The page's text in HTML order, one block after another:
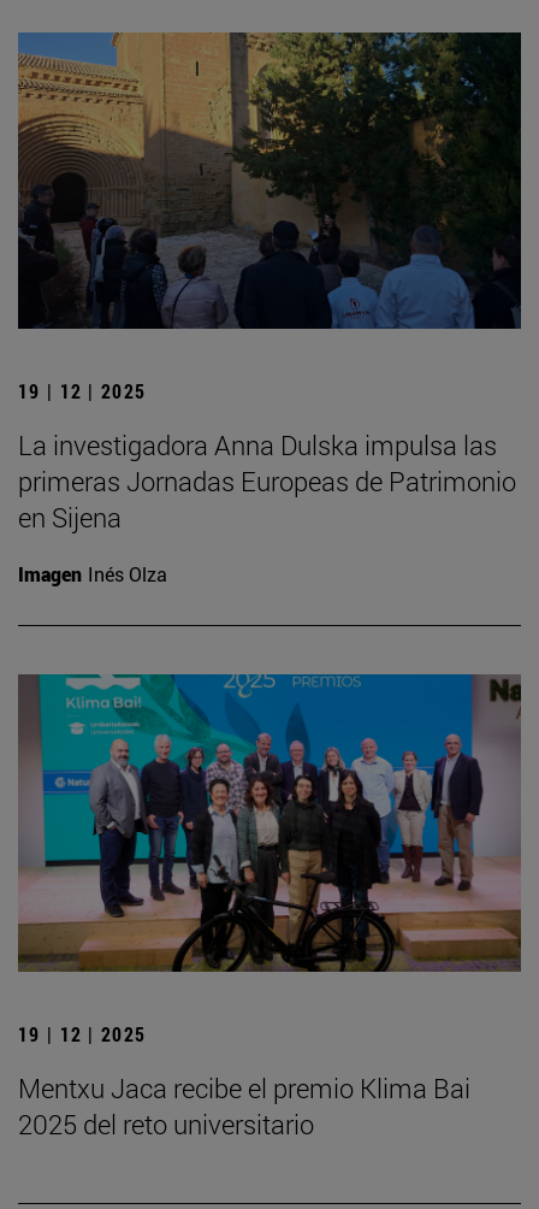
19 | 12 | 2025
La investigadora Anna Dulska impulsa las
primeras Jornadas Europeas de Patrimonio
en Sijena
Imagen Inés Olza
19 | 12 | 2025
Mentxu Jaca recibe el premio Klima Bai
2025 del reto universitario